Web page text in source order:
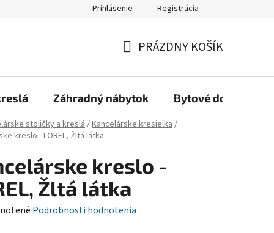
Reklamačný poriadok, Záručné podmienky Reklamačný formulár
Prihlásenie Registrácia
KOŠÍK
PRÁZDNY KOŠÍK
Záhradný nábytok Bytové doplnky
stoličky a kreslá/Kancelárske kresielka/
kreslo - LOREL, Žltá látka
kreslo -
Žltá látka
Podrobnosti hodnotenia